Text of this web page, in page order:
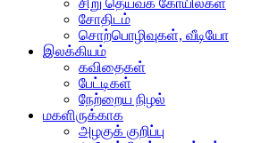
சிறு தெய்வக் கோயில்கள்
சோதிடம்
சொற்பொழிவுகள், வீடியோ
இலக்கியம்
கவிதைகள்
பேட்டிகள்
நேற்றைய நிழல்
மகளிருக்காக
அழகுக் குறிப்பு